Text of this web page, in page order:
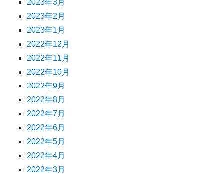
2023年3月
2023年2月
2023年1月
2022年12月
2022年11月
2022年10月
2022年9月
2022年8月
2022年7月
2022年6月
2022年5月
2022年4月
2022年3月